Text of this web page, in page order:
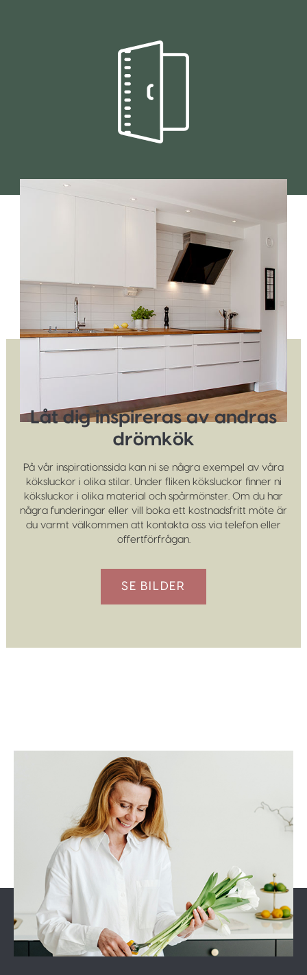
Låt dig inspireras av andras
drömkök
På vår inspirationssida kan ni se några exempel av våra
köksluckor i olika stilar. Under fliken köksluckor finner ni
köksluckor i olika material och spårmönster. Om du har
några funderingar eller vill boka ett kostnadsfritt möte är
du varmt välkommen att kontakta oss via telefon eller
offertförfrågan.
SE BILDER